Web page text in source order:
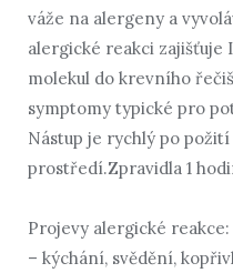
váže na alergeny a
alergické reakci zajišťuje
molekul do krevního
symptomy typické pro
Nástup je rychlý po
prostředí.Zpravidla 1
Projevy alergické reakce:
– kýchání, svědění,